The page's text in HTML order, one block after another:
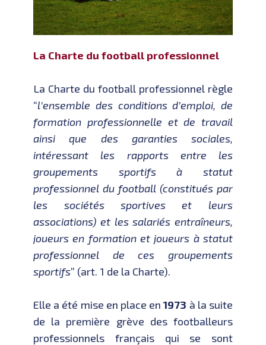
La Charte du football professionnel
La Charte du football professionnel règle
“l’ensemble des conditions d’emploi, de
formation professionnelle et de travail
ainsi que des garanties sociales,
intéressant les rapports entre les
groupements sportifs à statut
professionnel du football (constitués par
les sociétés sportives et leurs
associations) et les salariés entraîneurs,
joueurs en formation et joueurs à statut
professionnel de ces groupements
sportifs” (art. 1 de la Charte).
Elle a été mise en place en1973 à la suite
de la première grève des footballeurs
professionnels français qui se sont